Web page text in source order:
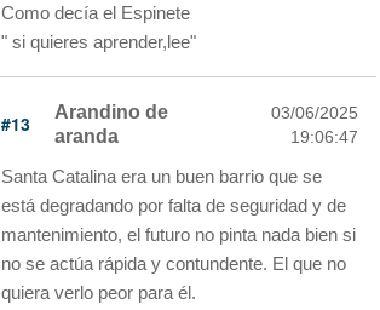
Como decía el Espinete
" si quieres aprender,lee"
#13
Arandino de
aranda
03/06/2025
19:06:47
Santa Catalina era un buen barrio que se
está degradando por falta de seguridad y de
mantenimiento, el futuro no pinta nada bien si
no se actúa rápida y contundente. El que no
quiera verlo peor para él.